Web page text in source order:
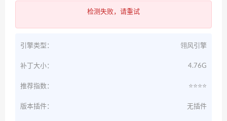
检测失败，请重试
引擎类型： 翎风引擎
补丁大小： 4.76G
推荐指数： ⭐️⭐️⭐️⭐️
版本插件： 无插件